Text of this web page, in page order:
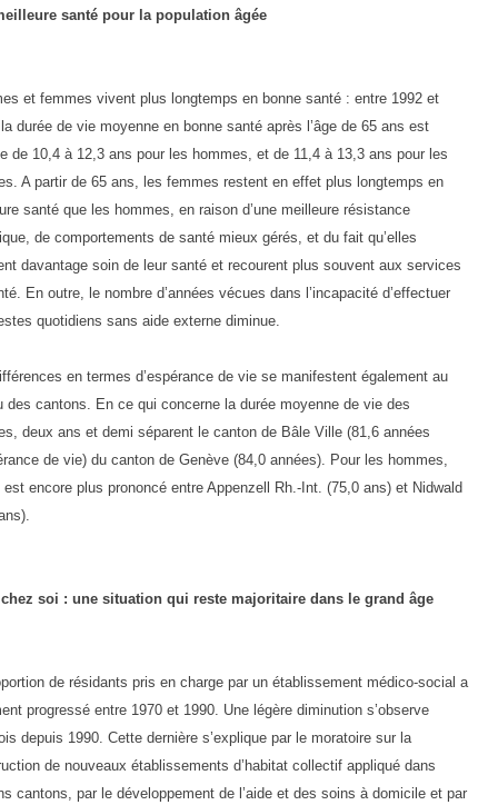
santé pour la population âgée
et femmes vivent plus longtemps en bonne santé : entre 1992 et
durée de vie moyenne en bonne santé après l’âge de 65 ans est
de 10,4 à 12,3 ans pour les hommes, et de 11,4 à 13,3 ans pour les
A partir de 65 ans, les femmes restent en effet plus longtemps en
santé que les hommes, en raison d’une meilleure résistance
de comportements de santé mieux gérés, et du fait qu’elles
davantage soin de leur santé et recourent plus souvent aux services
En outre, le nombre d’années vécues dans l’incapacité d’effectuer
quotidiens sans aide externe diminue.
en termes d’espérance de vie se manifestent également au
des cantons. En ce qui concerne la durée moyenne de vie des
deux ans et demi séparent le canton de Bâle Ville (81,6 années
de vie) du canton de Genève (84,0 années). Pour les hommes,
est encore plus prononcé entre Appenzell Rh.-Int. (75,0 ans) et Nidwald
soi : une situation qui reste majoritaire dans le grand âge
de résidants pris en charge par un établissement médico-social a
progressé entre 1970 et 1990. Une légère diminution s’observe
depuis 1990. Cette dernière s’explique par le moratoire sur la
de nouveaux établissements d’habitat collectif appliqué dans
cantons, par le développement de l’aide et des soins à domicile et par